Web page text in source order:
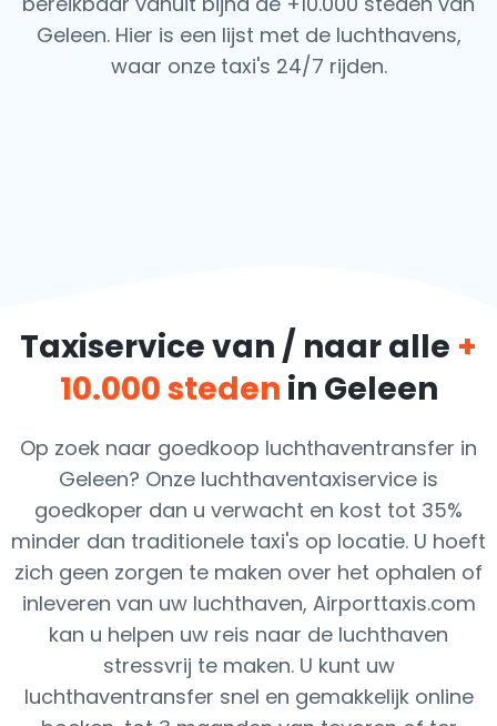
Geleen. Hier is een lijst met de luchthavens,
waar onze taxi's 24/7 rijden.
Taxiservice van / naar alle +
10.000 steden in Geleen
Op zoek naar goedkoop luchthaventransfer in
Geleen? Onze luchthaventaxiservice is
goedkoper dan u verwacht en kost tot 35%
minder dan traditionele taxi's op locatie. U hoeft
zich geen zorgen te maken over het ophalen of
inleveren van uw luchthaven, Airporttaxis.com
kan u helpen uw reis naar de luchthaven
stressvrij te maken. U kunt uw
luchthaventransfer snel en gemakkelijk online